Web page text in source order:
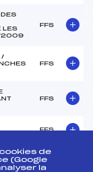
LES
2009
FFS
/
FFS
FFS
FFS
DU
FFS
de
(Google
la